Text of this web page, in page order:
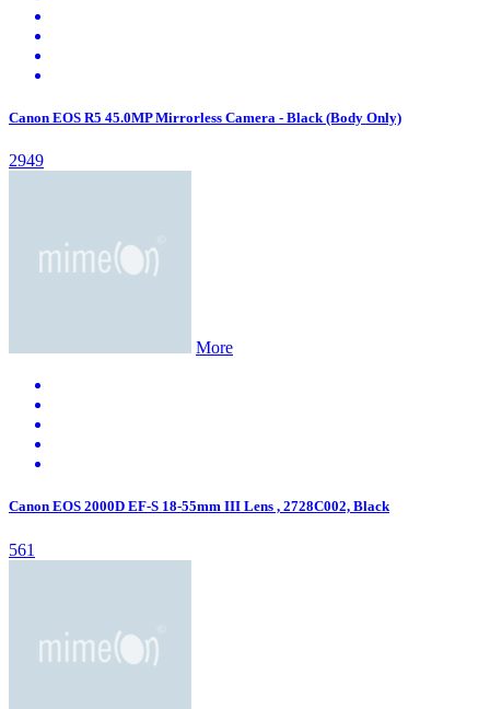
Canon EOS R5 45.0MP Mirrorless Camera - Black (Body Only)
2949
More
Canon EOS 2000D EF-S 18-55mm III Lens , 2728C002, Black
561